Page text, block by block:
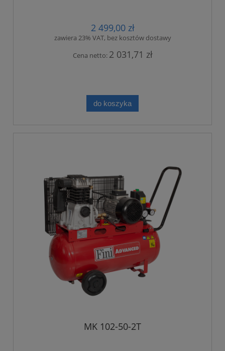
2 499,00 zł
zawiera 23% VAT, bez kosztów dostawy
Cena netto: 2 031,71 zł
do koszyka
MK 102-50-2T